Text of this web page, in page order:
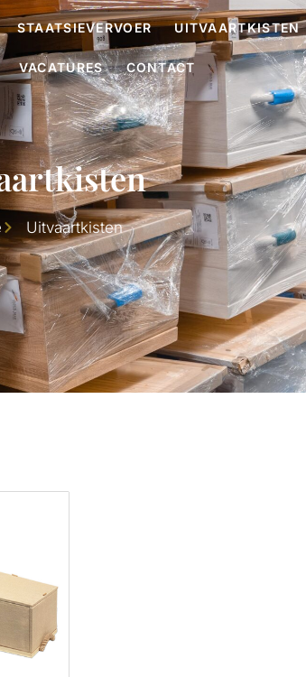
STAATSIEVERVOER UITVAARTKISTEN
VACATURES CONTACT
Uitvaartkisten